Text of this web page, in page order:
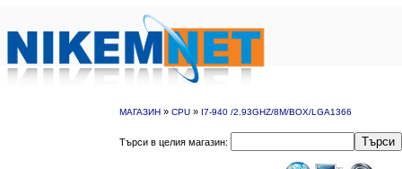
МАГАЗИН » CPU » I7-940 /2.93GHZ/8M/BOX/LGA1366
Търси в целия магазин: Търси